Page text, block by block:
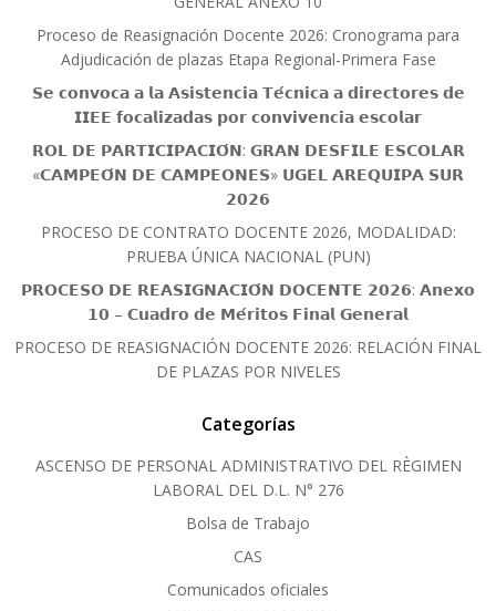
Proceso de Reasignación Docente 2026: Cronograma para
Adjudicación de plazas Etapa Regional-Primera Fase
𝗦𝗲 𝗰𝗼𝗻𝘃𝗼𝗰𝗮 𝗮 𝗹𝗮 𝗔𝘀𝗶𝘀𝘁𝗲𝗻𝗰𝗶𝗮 𝗧𝗲́𝗰𝗻𝗶𝗰𝗮 𝗮 𝗱𝗶𝗿𝗲𝗰𝘁𝗼𝗿𝗲𝘀 𝗱𝗲
𝗜𝗜𝗘𝗘 𝗳𝗼𝗰𝗮𝗹𝗶𝘇𝗮𝗱𝗮𝘀 𝗽𝗼𝗿 𝗰𝗼𝗻𝘃𝗶𝘃𝗲𝗻𝗰𝗶𝗮 𝗲𝘀𝗰𝗼𝗹𝗮𝗿
𝗥𝗢𝗟 𝗗𝗘 𝗣𝗔𝗥𝗧𝗜𝗖𝗜𝗣𝗔𝗖𝗜𝗢́𝗡: 𝗚𝗥𝗔𝗡 𝗗𝗘𝗦𝗙𝗜𝗟𝗘 𝗘𝗦𝗖𝗢𝗟𝗔𝗥
«𝗖𝗔𝗠𝗣𝗘𝗢́𝗡 𝗗𝗘 𝗖𝗔𝗠𝗣𝗘𝗢𝗡𝗘𝗦» 𝗨𝗚𝗘𝗟 𝗔𝗥𝗘𝗤𝗨𝗜𝗣𝗔 𝗦𝗨𝗥
𝟮𝟬𝟮𝟲
PROCESO DE CONTRATO DOCENTE 2026, MODALIDAD:
PRUEBA ÚNICA NACIONAL (PUN)
𝗣𝗥𝗢𝗖𝗘𝗦𝗢 𝗗𝗘 𝗥𝗘𝗔𝗦𝗜𝗚𝗡𝗔𝗖𝗜𝗢́𝗡 𝗗𝗢𝗖𝗘𝗡𝗧𝗘 𝟮𝟬𝟮𝟲: 𝗔𝗻𝗲𝘅𝗼
𝟭𝟬 – 𝗖𝘂𝗮𝗱𝗿𝗼 𝗱𝗲 𝗠𝗲́𝗿𝗶𝘁𝗼𝘀 𝗙𝗶𝗻𝗮𝗹 𝗚𝗲𝗻𝗲𝗿𝗮𝗹
PROCESO DE REASIGNACIÓN DOCENTE 2026: RELACIÓN FINAL
DE PLAZAS POR NIVELES
Categorías
ASCENSO DE PERSONAL ADMINISTRATIVO DEL RÈGIMEN
LABORAL DEL D.L. N° 276
Bolsa de Trabajo
CAS
Comunicados oficiales